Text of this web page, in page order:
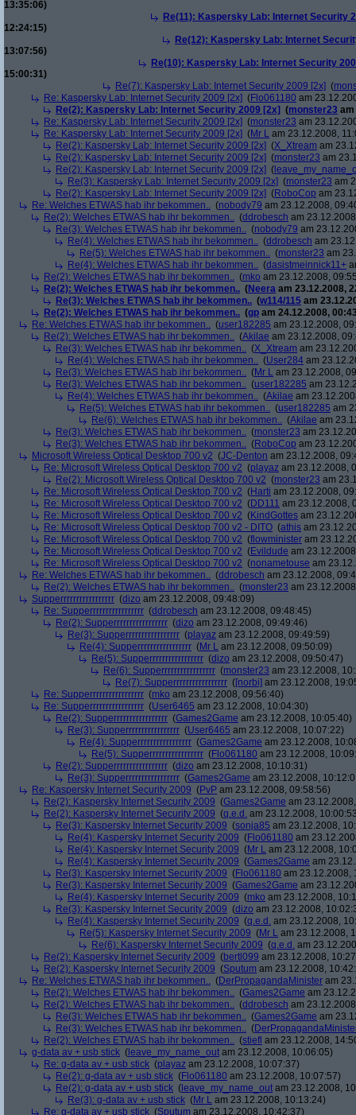
13:35:06)
Re(11): Kaspersky Lab: Internet Security
12:24:15)
Re(12): Kaspersky Lab: Internet
13:07:56)
Re(10): Kaspersky Lab: Internet Security
15:00:31)
Re(7): Kaspersky Lab: Internet Security 2009 [2x] (
Re: Kaspersky Lab: Internet Security 2009 [2x] (Flo061180 am
Re(2): Kaspersky Lab: Internet Security 2009 [2x] (monster23 am
Re: Kaspersky Lab: Internet Security 2009 [2x] (monster23 am
Re: Kaspersky Lab: Internet Security 2009 [2x] (Mr L am 23.12.2008,
Re(2): Kaspersky Lab: Internet Security 2009 [2x] (X_Xtream am
Re(2): Kaspersky Lab: Internet Security 2009 [2x] (monster23 am
Re(2): Kaspersky Lab: Internet Security 2009 [2x] (
Re(3): Kaspersky Lab: Internet Security 2009 [2x] (monster23 am
Re(2): Kaspersky Lab: Internet Security 2009 [2x] (RoboCop am
Re: Welches ETWAS hab ihr bekommen.. (nobody79 am 23.12.2008,
Re(2): Welches ETWAS hab ihr bekommen.. (ddrobesch am
Re(3): Welches ETWAS hab ihr bekommen.. (nobody79 am
Re(4): Welches ETWAS hab ihr bekommen.. (ddrobesch am
Re(5): Welches ETWAS hab ihr bekommen.. (monster23 am
Re(4): Welches ETWAS hab ihr bekommen.. (dasistmeinnick11+
Re(2): Welches ETWAS hab ihr bekommen.. (mko am 23.12.2008,
Re(2): Welches ETWAS hab ihr bekommen.. (Neera am 23.12.2008,
Re(3): Welches ETWAS hab ihr bekommen.. (w114/115 am
Re(2): Welches ETWAS hab ihr bekommen.. (gp am 24.12.2008,
Re: Welches ETWAS hab ihr bekommen.. (user182285 am 23.12.2008,
Re(2): Welches ETWAS hab ihr bekommen.. (Akilae am 23.12.2008,
Re(3): Welches ETWAS hab ihr bekommen.. (X_Xtream am
Re(4): Welches ETWAS hab ihr bekommen.. (User284 am
Re(3): Welches ETWAS hab ihr bekommen.. (Mr L am 23.12.2008,
Re(3): Welches ETWAS hab ihr bekommen.. (user182285 am
Re(4): Welches ETWAS hab ihr bekommen.. (Akilae am
Re(5): Welches ETWAS hab ihr bekommen.. (user182285 am
Re(6): Welches ETWAS hab ihr bekommen.. (Akilae am
Re(3): Welches ETWAS hab ihr bekommen.. (monster23 am
Re(3): Welches ETWAS hab ihr bekommen.. (RoboCop am
Microsoft Wireless Optical Desktop 700 v2 (JC-Denton am 23.12.2008,
Re: Microsoft Wireless Optical Desktop 700 v2 (playaz am 23.12.2008,
Re(2): Microsoft Wireless Optical Desktop 700 v2 (monster23 am
Re: Microsoft Wireless Optical Desktop 700 v2 (Harti am 23.12.2008,
Re: Microsoft Wireless Optical Desktop 700 v2 (DD111 am 23.12.2008,
Re: Microsoft Wireless Optical Desktop 700 v2 (KindGottes am
Re: Microsoft Wireless Optical Desktop 700 v2 - DITO (athis am
Re: Microsoft Wireless Optical Desktop 700 v2 (flowminister am
Re: Microsoft Wireless Optical Desktop 700 v2 (Evildude am
Re: Microsoft Wireless Optical Desktop 700 v2 (nonametouse am
Re: Welches ETWAS hab ihr bekommen.. (ddrobesch am 23.12.2008,
Re(2): Welches ETWAS hab ihr bekommen.. (monster23 am
Supperrrrrrrrrrrrrrrrr (dizo am 23.12.2008, 09:48:09)
Re: Supperrrrrrrrrrrrrrrrr (ddrobesch am 23.12.2008, 09:48:45)
Re(2): Supperrrrrrrrrrrrrrrrr (dizo am 23.12.2008, 09:49:46)
Re(3): Supperrrrrrrrrrrrrrrrr (playaz am 23.12.2008, 09:49:59)
Re(4): Supperrrrrrrrrrrrrrrrr (Mr L am 23.12.2008, 09:50:09)
Re(5): Supperrrrrrrrrrrrrrrrr (dizo am 23.12.2008, 09:50:47)
Re(6): Supperrrrrrrrrrrrrrrrr (monster23 am 23.12.2008,
Re(7): Supperrrrrrrrrrrrrrrrr ([norbi] am 23.12.2008,
Re: Supperrrrrrrrrrrrrrrrr (mko am 23.12.2008, 09:56:40)
Re: Supperrrrrrrrrrrrrrrrr (User6465 am 23.12.2008, 10:04:30)
Re(2): Supperrrrrrrrrrrrrrrrr (Games2Game am 23.12.2008, 10:05:40)
Re(3): Supperrrrrrrrrrrrrrrrr (User6465 am 23.12.2008, 10:07:22)
Re(4): Supperrrrrrrrrrrrrrrrr (Games2Game am 23.12.2008,
Re(5): Supperrrrrrrrrrrrrrrrr (Flo061180 am 23.12.2008,
Re(2): Supperrrrrrrrrrrrrrrrr (dizo am 23.12.2008, 10:10:31)
Re(3): Supperrrrrrrrrrrrrrrrr (Games2Game am 23.12.2008,
Re: Kaspersky Internet Security 2009 (PvP am 23.12.2008, 09:58:56)
Re(2): Kaspersky Internet Security 2009 (Games2Game am
Re(2): Kaspersky Internet Security 2009 (q.e.d. am 23.12.2008,
Re(3): Kaspersky Internet Security 2009 (sonja85 am 23.12.2008,
Re(4): Kaspersky Internet Security 2009 (Flo061180 am
Re(4): Kaspersky Internet Security 2009 (Mr L am 23.12.2008,
Re(4): Kaspersky Internet Security 2009 (Games2Game am
Re(3): Kaspersky Internet Security 2009 (Flo061180 am 23.12.2008,
Re(3): Kaspersky Internet Security 2009 (Games2Game am
Re(4): Kaspersky Internet Security 2009 (mko am 23.12.2008,
Re(3): Kaspersky Internet Security 2009 (dizo am 23.12.2008,
Re(4): Kaspersky Internet Security 2009 (q.e.d. am 23.12.2008,
Re(5): Kaspersky Internet Security 2009 (Mr L am 23.12.2008,
Re(6): Kaspersky Internet Security 2009 (q.e.d. am
Re(2): Kaspersky Internet Security 2009 (bertl099 am 23.12.2008,
Re(2): Kaspersky Internet Security 2009 (Sputum am 23.12.2008,
Re: Welches ETWAS hab ihr bekommen.. (DerPropagandaMinister am
Re(2): Welches ETWAS hab ihr bekommen.. (Games2Game am
Re(2): Welches ETWAS hab ihr bekommen.. (ddrobesch am
Re(3): Welches ETWAS hab ihr bekommen.. (Games2Game am
Re(3): Welches ETWAS hab ihr bekommen.. (
Re(2): Welches ETWAS hab ihr bekommen.. (stiefl am 23.12.2008,
g-data av + usb stick ( leave_my_name_out am 23.12.2008, 10:06:05)
Re: g-data av + usb stick (playaz am 23.12.2008, 10:07:37)
Re(2): g-data av + usb stick (Flo061180 am 23.12.2008, 10:07:57)
Re(2): g-data av + usb stick ( leave_my_name_out am 23.12.2008,
Re(3): g-data av + usb stick (Mr L am 23.12.2008, 10:13:24)
Re: g-data av + usb stick (Sputum am 23.12.2008, 10:42:37)